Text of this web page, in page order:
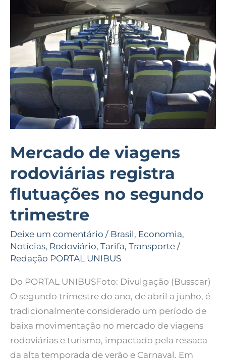
Mercado de viagens
rodoviárias registra
flutuações no segundo
trimestre
Deixe um comentário / Brasil, Economia,
Notícias, Rodoviário, Tarifa, Transporte /
Redação PORTAL UNIBUS
Do PORTAL UNIBUSFoto: Divulgação (Busscar)
O segundo trimestre do ano, de abril a junho, é
tradicionalmente considerado um período de
baixa movimentação no mercado de viagens
rodoviárias e turismo, impactado pela ressaca
da alta temporada de verão e Carnaval. Em
viagens
rodoviárias
registra
flutuações
no
segundo
trimestre